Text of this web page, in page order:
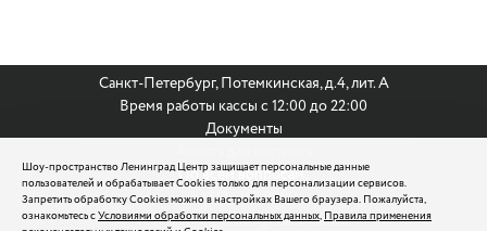
Шоу-пространство Ленинград Центр защищает персональные данные
пользователей и обрабатывает Cookies только для персонализации сервисов.
Запретить обработку Cookies можно в настройках Вашего браузера. Пожалуйста,
ознакомьтесь сУсловиями обработки персональных данных,Правила применения
Санкт-Петербург, Потемкинская, д.4, лит. А
Время работы кассы с 12:00 до 22:00
Документы
По всем вопросам:
8 (812) 242 9999
reservation@leningradcenter.ru